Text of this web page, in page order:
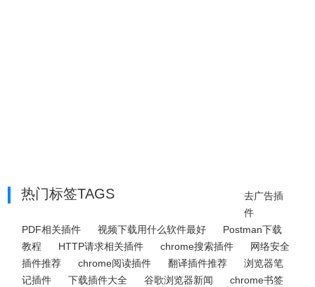
热门标签TAGS
去广告插
件
PDF相关插件
视频下载用什么软件最好
Postman下载
教程
HTTP请求相关插件 chrome搜索插件
网络安全
插件推荐
chrome阅读插件 翻译插件推荐
浏览器笔
记插件
下载插件大全 谷歌浏览器新闻
chrome书签